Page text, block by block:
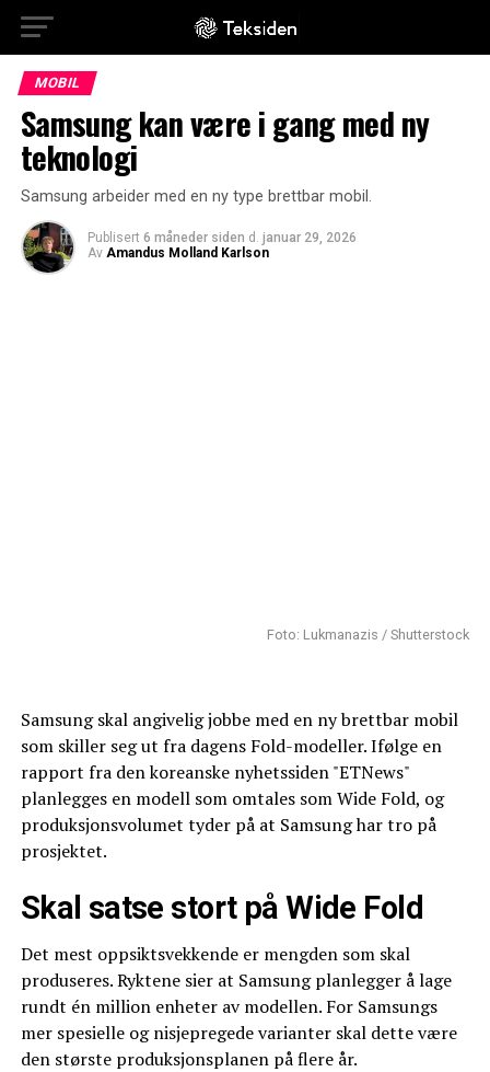
MOBIL
Samsung kan være i gang med ny
teknologi
Samsung arbeider med en ny type brettbar mobil.
Publisert 6 måneder siden d. januar 29, 2026
Av Amandus Molland Karlson
Foto: Lukmanazis / Shutterstock
Samsung skal angivelig jobbe med en ny brettbar mobil
som skiller seg ut fra dagens Fold-modeller. Ifølge en
rapport fra den koreanske nyhetssiden "ETNews"
planlegges en modell som omtales som Wide Fold, og
produksjonsvolumet tyder på at Samsung har tro på
prosjektet.
Skal satse stort på Wide Fold
Det mest oppsiktsvekkende er mengden som skal
produseres. Ryktene sier at Samsung planlegger å lage
rundt én million enheter av modellen. For Samsungs
mer spesielle og nisjepregede varianter skal dette være
den største produksjonsplanen på flere år.